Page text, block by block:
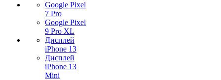
Google Pixel
7 Pro
Google Pixel
9 Pro XL
Дисплей
iPhone 13
Дисплей
iPhone 13
Mini